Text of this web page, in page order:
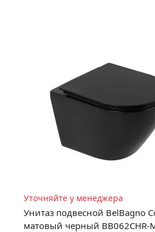
Уточняйте у менеджера
Унитаз подвесной BelBagno
матовый черный BB062CHR-